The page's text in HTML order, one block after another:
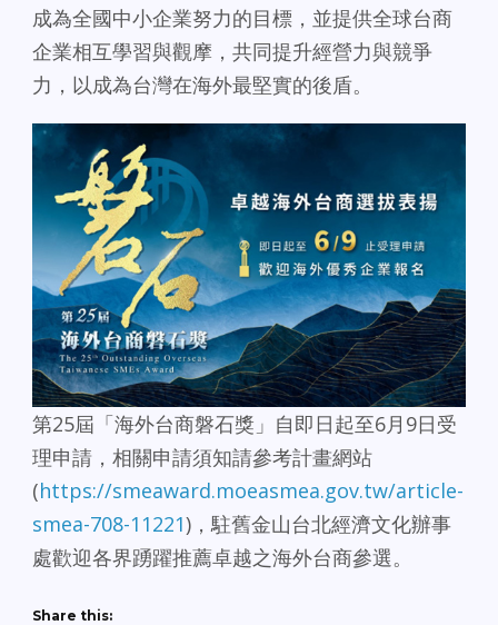
成為全國中小企業努力的目標，並提供全球台商
企業相互學習與觀摩，共同提升經營力與競爭
力，以成為台灣在海外最堅實的後盾。
第25屆「海外台商磐石獎」自即日起至6月9日受
理申請，相關申請須知請參考計畫網站
(https://smeaward.moeasmea.gov.tw/article-
smea-708-11221)，駐舊金山台北經濟文化辦事
處歡迎各界踴躍推薦卓越之海外台商參選。
Share this: